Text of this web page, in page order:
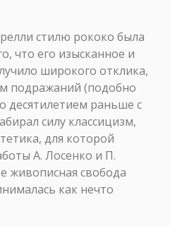
стилю рококо была
что его изысканное и
широкого отклика,
подражаний (подобно
десятилетием раньше с
силу классицизм,
для которой
А. Лосенко и П.
живописная свобода
как нечто